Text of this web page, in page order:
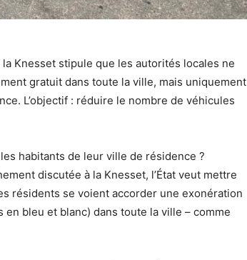
Knesset stipule que les autorités locales ne
gratuit dans toute la ville, mais uniquement
L’objectif : réduire le nombre de véhicules
habitants de leur ville de résidence ?
discutée à la Knesset, l’État veut mettre
résidents se voient accorder une exonération
bleu et blanc) dans toute la ville – comme